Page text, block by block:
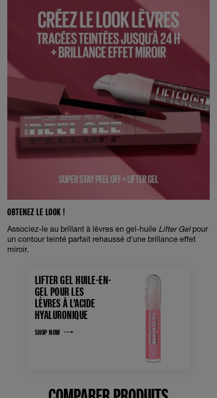
OBTENEZ LE LOOK !
Associez-le au brillant à lèvres en gel-huile Lifter Gelpour
un contour teinté parfait rehaussé d'une brillance effet
miroir.
LIFTER GEL HUILE-EN-
GEL POUR LES
LÈVRES À L’ACIDE
HYALURONIQUE
SHOP NOW